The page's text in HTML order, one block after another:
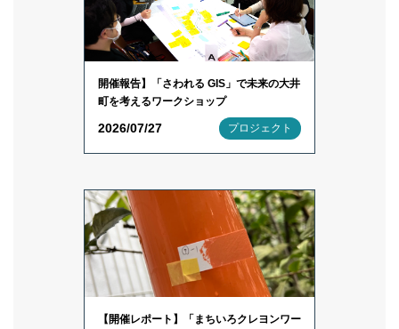
開催報告】「さわれる GIS」で未来の大井
町を考えるワークショップ
2026/07/27 プロジェクト
【開催レポート】「まちいろクレヨンワー